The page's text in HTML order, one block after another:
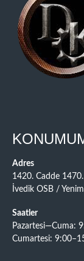
Adres
1420. Cadde
İvedik OSB /
Saatler
Pazartesi—Cuma:
Cumartesi: